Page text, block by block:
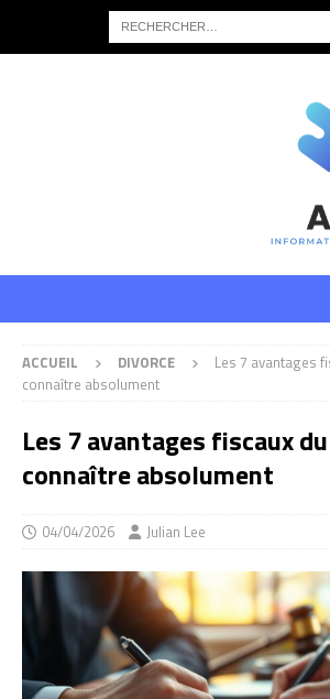
ACCUEIL DIVORCE
Les 7 avantages
connaître absolument
Les 7 avantages fiscaux
connaître absolument
04/04/2026 Julian Lee